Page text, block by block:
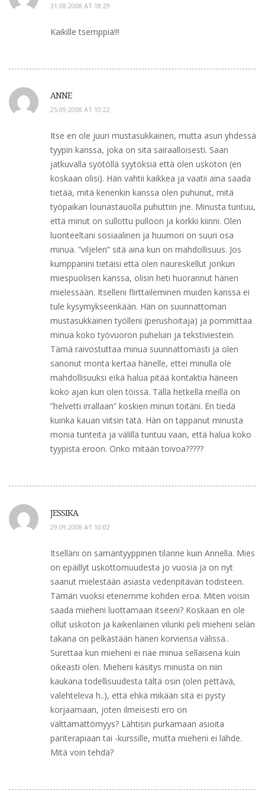
31.08.2008 AT 18:29
Kaikille tsemppiä!!!
ANNE
25.09.2008 AT 10:22
Itse en ole juuri mustasukkainen, mutta asun yhdessä
tyypin kanssa, joka on sitä sairaalloisesti. Saan
jatkuvalla syötöllä syytöksiä että olen uskoton (en
koskaan olisi). Hän vahtii kaikkea ja vaatii aina saada
tietää, mitä kenenkin kanssa olen puhunut, mitä
työpaikan lounastauolla puhuttiin jne. Minusta tuntuu,
että minut on sullottu pulloon ja korkki kiinni. Olen
luonteeltani sosiaalinen ja huumori on suuri osa
minua. ”viljelen” sitä aina kun on mahdollisuus. Jos
kumppanini tietäisi että olen naureskellut jonkun
miespuolisen kanssa, olisin heti huorannut hänen
mielessään. Itselleni flirttaileminen muiden kanssa ei
tule kysymykseenkään. Hän on suunnattoman
mustasukkainen työlleni (perushoitaja) ja pommittaa
minua koko työvuoron puheluin ja tekstiviestein.
Tämä raivostuttaa minua suunnattomasti ja olen
sanonut monta kertaa hänelle, ettei minulla ole
mahdollisuuksi eïkä halua pitää kontaktia häneen
koko ajan kun olen töissä. Tällä hetkellä meillä on
”helvetti irrallaan” koskien minun töitäni. En tiedä
kuinka kauan viitsin tätä. Hän on tappanut minusta
monia tunteita ja välillä tuntuu vaan, että halua koko
tyypistä eroon. Onko mitään toivoa?????
JESSIKA
29.09.2008 AT 10:02
Itselläni on samantyyppinen tilanne kuin Annella. Mies
on epäillyt uskottomuudesta jo vuosia ja on nyt
saanut mielestään asiasta vedenpitävän todisteen.
Tämän vuoksi etenemme kohden eroa. Miten voisin
saada mieheni luottamaan itseeni? Koskaan en ole
ollut uskoton ja kaikenlainen vilunki peli mieheni selän
takana on pelkästään hänen korviensa välissä..
Surettaa kun mieheni ei näe minua sellaisena kuin
oikeasti olen. Mieheni käsitys minusta on niin
kaukana todellisuudesta tältä osin (olen pettävä,
valehteleva h..), että ehkä mikään sitä ei pysty
korjaamaan, joten ilmeisesti ero on
välttämättömyys? Lähtisin purkamaan asioita
pariterapiaan tai -kurssille, mutta mieheni ei lähde.
Mitä voin tehdä?